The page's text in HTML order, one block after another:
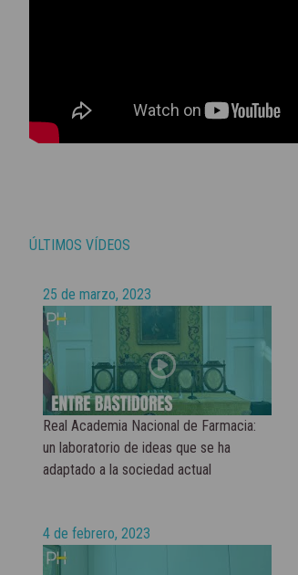
ÚLTIMOS VÍDEOS
25 de marzo, 2023
Real Academia Nacional de Farmacia:
un laboratorio de ideas que se ha
adaptado a la sociedad actual
4 de febrero, 2023